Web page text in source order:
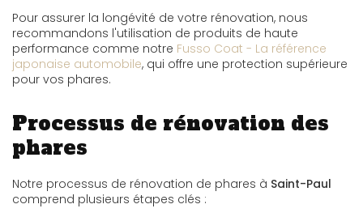
Pour assurer la longévité de votre rénovation, nous
recommandons l'utilisation de produits de haute
performance comme notre Fusso Coat - La référence
japonaise automobile, qui offre une protection supérieure
pour vos phares.
Processus de rénovation des
phares
Notre processus de rénovation de phares à Saint-Paul
comprend plusieurs étapes clés :